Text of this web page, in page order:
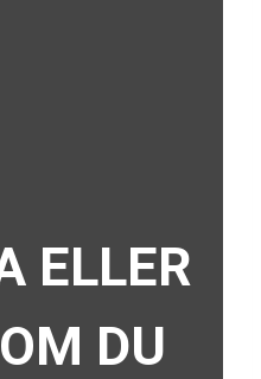
ELLER
DU